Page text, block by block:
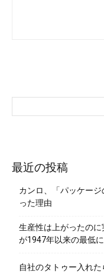
最近の投稿
カンロ、「パッケー
った理由
生産性は上がったの
が1947年以来の最低
自社のタトゥー入れ